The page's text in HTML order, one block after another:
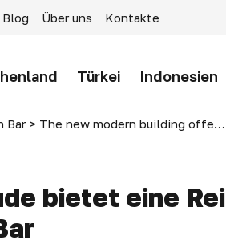
Blog Über uns Kontakte
Türkei Indonesien
Bar > The new modern building offers a range of one, two and three bedroom apartments, Bar
bietet eine